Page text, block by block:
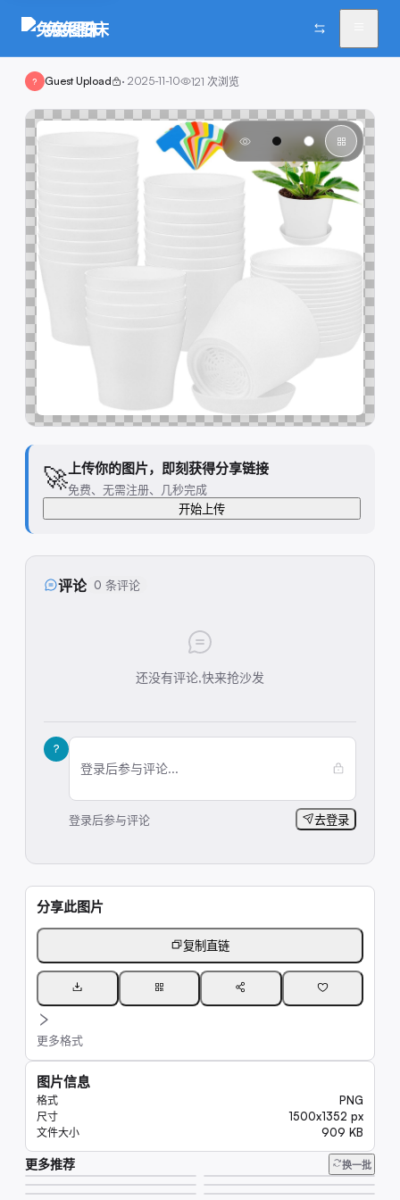
兔兔图床
? Guest Upload · 2025-11-10 121 次浏览
🚀上传你的图片，即刻获得分享链接
免费、无需注册、几秒完成
开始上传
评论 0 条评论
还没有评论,快来抢沙发
?
登录后参与评论...
登录后参与评论 去登录
分享此图片
复制直链
更多格式
图片信息
格式 PNG
尺寸 1500x1352 px
文件大小 909 KB
更多推荐 换一批
8.0K
6.6K
16K
9.8K
6.6K
61K
6.6K